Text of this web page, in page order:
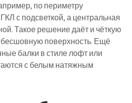
по периметру
с подсветкой, а центральная
Такое решение даёт и чёткую
поверхность. Ещё
балки в стиле лофт или
с белым натяжным